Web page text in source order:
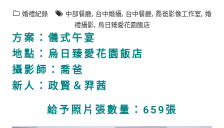
婚禮紀錄 中部餐廳, 台中婚攝, 台中餐廳, 喬爸影像工作室, 婚
禮攝影, 烏日臻愛花園飯店
方案：儀式午宴
地點：烏日臻愛花園飯店
攝影師：喬爸
新人：政賢＆羿茜
給予照片張數量：659張